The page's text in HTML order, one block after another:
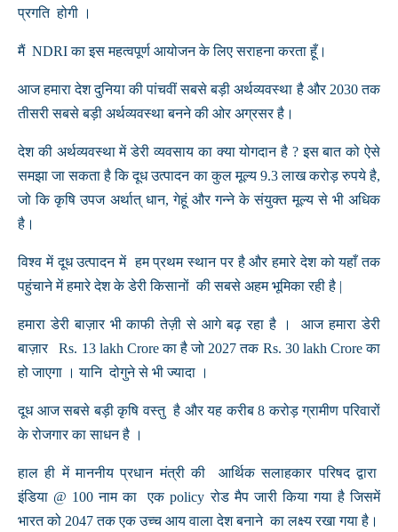
प्रगति होगी ।
मैं NDRI का इस महत्वपूर्ण आयोजन के लिए सराहना करता हूँ।
आज हमारा देश दुनिया की पांचवीं सबसे बड़ी अर्थव्यवस्था है और 2030 तक
तीसरी सबसे बड़ी अर्थव्यवस्था बनने की ओर अग्रसर है।
देश की अर्थव्यवस्था में डेरी व्यवसाय का क्या योगदान है ? इस बात को ऐसे
समझा जा सकता है कि दूध उत्पादन का कुल मूल्य 9.3 लाख करोड़ रुपये है,
जो कि कृषि उपज अर्थात् धान, गेहूं और गन्ने के संयुक्त मूल्य से भी अधिक
है।
विश्व में दूध उत्पादन में हम प्रथम स्थान पर है और हमारे देश को यहाँ तक
पहुंचाने में हमारे देश के डेरी किसानों की सबसे अहम भूमिका रही है |
हमारा डेरी बाज़ार भी काफी तेज़ी से आगे बढ़ रहा है । आज हमारा डेरी
बाज़ार Rs. 13 lakh Crore का है जो 2027 तक Rs. 30 lakh Crore का
हो जाएगा । यानि दोगुने से भी ज्यादा ।
दूध आज सबसे बड़ी कृषि वस्तु है और यह करीब 8 करोड़ ग्रामीण परिवारों
के रोजगार का साधन है ।
हाल ही में माननीय प्रधान मंत्री की आर्थिक सलाहकार परिषद द्वारा
इंडिया @ 100 नाम का एक policy रोड मैप जारी किया गया है जिसमें
भारत को 2047 तक एक उच्च आय वाला देश बनाने का लक्ष्य रखा गया है।